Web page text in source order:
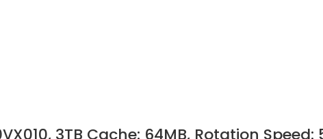
3TB Cache: 64MB, Rotation Speed: